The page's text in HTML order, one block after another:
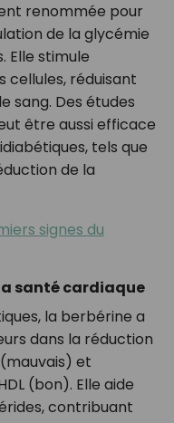
renommée pour
de la glycémie
Elle stimule
cellules, réduisant
sang. Des études
être aussi efficace
tels que
de la
signes du
santé cardiaque
la berbérine a
dans la réduction
et
(bon). Elle aide
contribuant